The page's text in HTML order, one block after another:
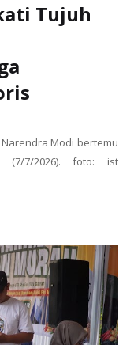
Tujuh
Modi bertemu
(7/7/2026). foto: ist